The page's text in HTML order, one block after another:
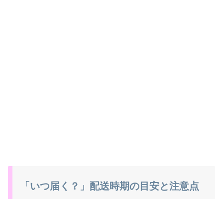
「いつ届く？」配送時期の目安と注意点